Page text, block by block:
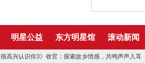
明星公益 东方明星馆 滚动新闻
很高兴认识你3》收官：探索故乡情感，共鸣声声入耳